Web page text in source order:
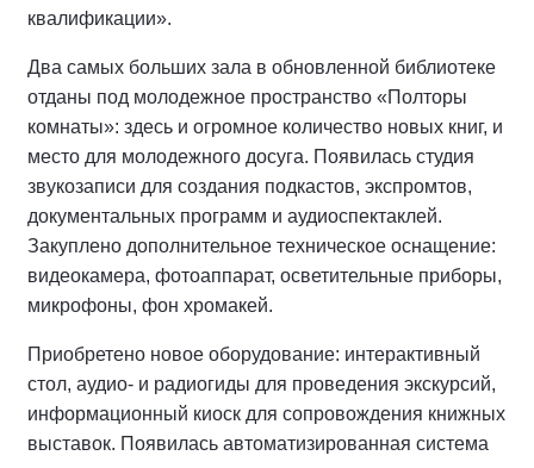
квалификации».
Два самых больших зала в обновленной библиотеке
отданы под молодежное пространство «Полторы
комнаты»: здесь и огромное количество новых книг, и
место для молодежного досуга. Появилась студия
звукозаписи для создания подкастов, экспромтов,
документальных программ и аудиоспектаклей.
Закуплено дополнительное техническое оснащение:
видеокамера, фотоаппарат, осветительные приборы,
микрофоны, фон хромакей.
Приобретено новое оборудование: интерактивный
стол, аудио- и радиогиды для проведения экскурсий,
информационный киоск для сопровождения книжных
выставок. Появилась автоматизированная система